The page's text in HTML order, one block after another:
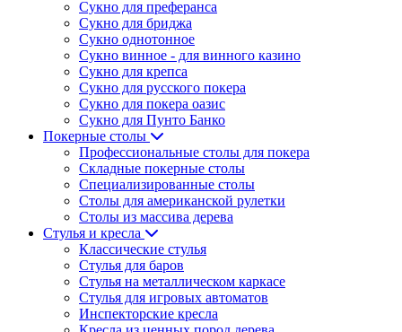
Сукно для преферанса
Сукно для бриджа
Сукно однотонное
Сукно винное - для винного казино
Сукно для крепса
Сукно для русского покера
Сукно для покера оазис
Сукно для Пунто Банко
Покерные столы
Профессиональные столы для покера
Складные покерные столы
Специализированные столы
Столы для американской рулетки
Столы из массива дерева
Стулья и кресла
Классические стулья
Стулья для баров
Стулья на металлическом каркасе
Стулья для игровых автоматов
Инспекторские кресла